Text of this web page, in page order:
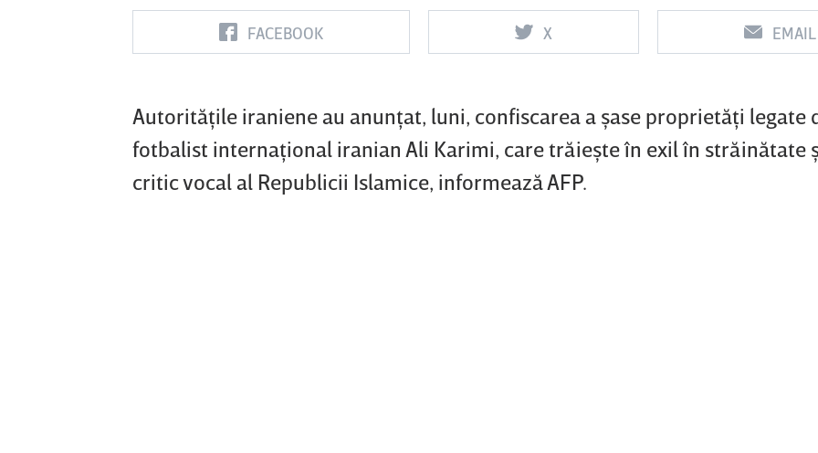
FACEBOOK X EMAIL
Autorităţile iraniene au anunţat, luni, confiscarea a şase proprietăţi legate
fotbalist internaţional iranian Ali Karimi, care trăieşte în exil în străinătate
critic vocal al Republicii Islamice, informează AFP.
FC Botoşani
Corvinul
Hunedoara
Sepsi OSK Sf
FCSB UTA Arad Rapid